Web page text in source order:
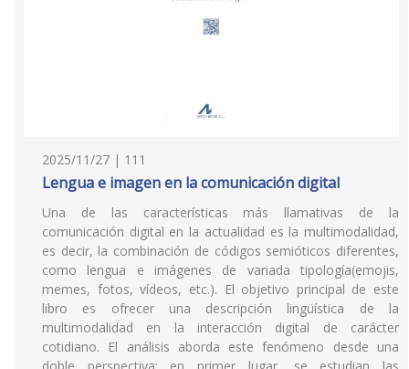
2025/11/27 | 111
Lengua e imagen en la comunicación digital
Una de las características más llamativas de la
comunicación digital en la actualidad es la multimodalidad,
es decir, la combinación de códigos semióticos diferentes,
como lengua e imágenes de variada tipología(emojis,
memes, fotos, vídeos, etc.). El objetivo principal de este
libro es ofrecer una descripción lingüística de la
multimodalidad en la interacción digital de carácter
cotidiano. El análisis aborda este fenómeno desde una